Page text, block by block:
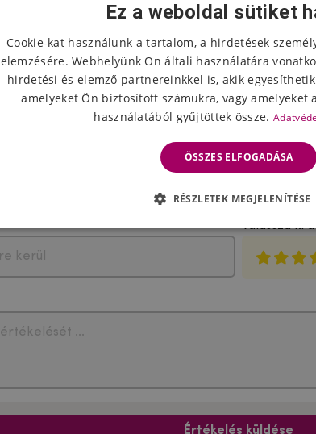
A termék
Válassza ki
Értékelés küldése
Ez a weboldal sütiket
Cookie-kat használunk a tartalom, a hirdetések
elemzésére. Webhelyünk Ön általi használatára
hirdetési és elemző partnereinkkel is, akik
amelyeket Ön biztosított számukra, vagy amelyeket
használatából gyűjtöttek össze.
ÖSSZES ELFOGADÁSA
RÉSZLETEK MEGJELENÍTÉSE